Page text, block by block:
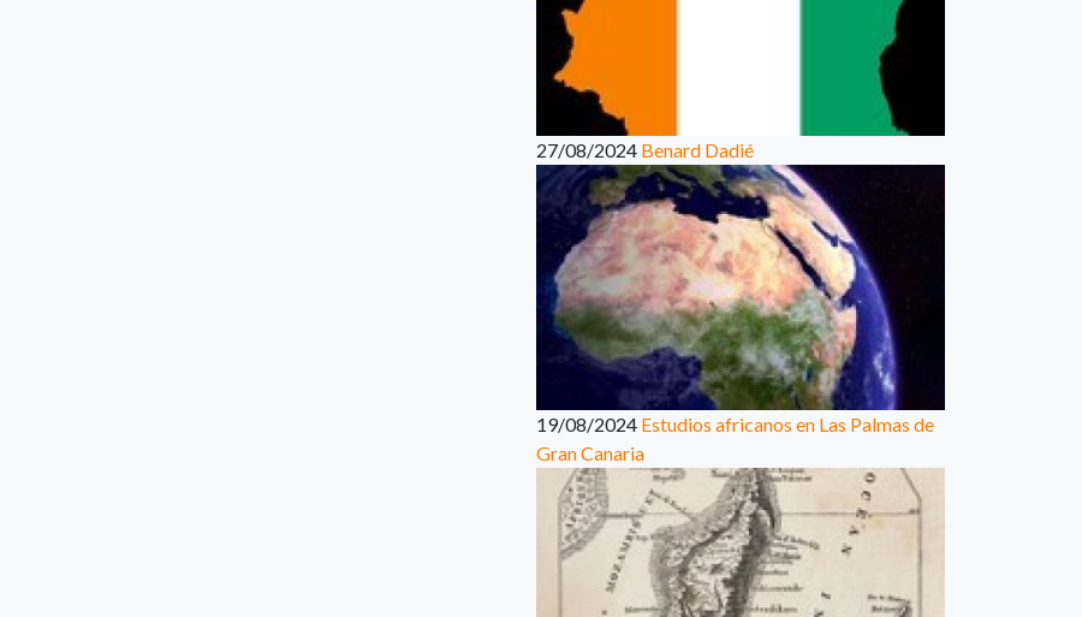
27/08/2024 Benard Dadié
19/08/2024 Estudios africanos en Las Palmas de
Gran Canaria